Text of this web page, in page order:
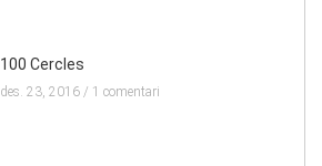
100 Cercles
des. 23, 2016 / 1 comentari